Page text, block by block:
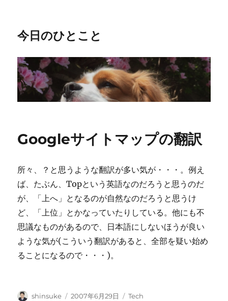
今日のひとこと
Googleサイトマップの翻訳
所々、？と思うような翻訳が多い気が・・・。例え
ば、たぶん、Topという英語なのだろうと思うのだ
が、「上へ」となるのが自然なのだろうと思うけ
ど、「上位」とかなっていたりしている。他にも不
思議なものがあるので、日本語にしないほうが良い
ような気が(こういう翻訳があると、全部を疑い始め
ることになるので・・・)。
投
shinsuke
投
2007年6月29日
カ
Tech